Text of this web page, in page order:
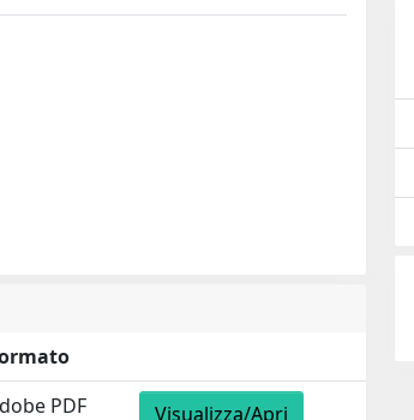
PDF Visualizza/Apri